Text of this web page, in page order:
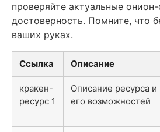
проверяйте актуальные
достоверность. Помните, что
ваших руках.
Ссылка Описание
кракен-
ресурс 1
Описание ресурса и
его возможностей